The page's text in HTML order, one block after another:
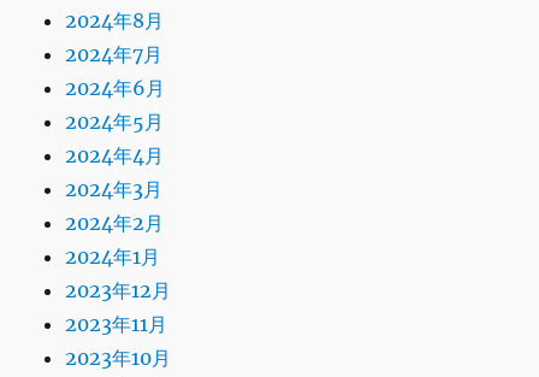
2024年8月
2024年7月
2024年6月
2024年5月
2024年4月
2024年3月
2024年2月
2024年1月
2023年12月
2023年11月
2023年10月